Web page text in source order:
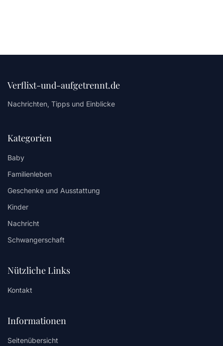
Verflixt-und-aufgetrennt.de
Nachrichten, Tipps und Einblicke
Kategorien
Baby
Familienleben
Geschenke und Ausstattung
Kinder
Nachricht
Schwangerschaft
Nützliche Links
Kontakt
Informationen
Seitenübersicht